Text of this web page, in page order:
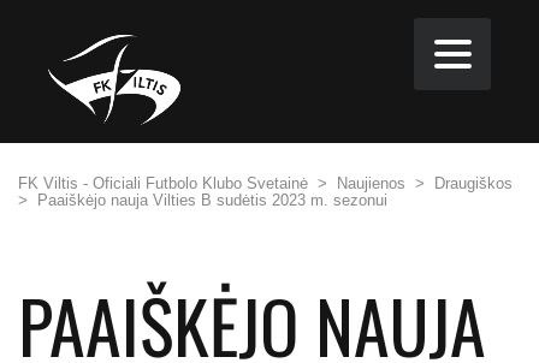
FK Viltis - Oficiali Futbolo Klubo Svetainė > Naujienos >
Draugiškos
>
Paaiškėjo nauja Vilties B sudėtis 2023 m. sezonui
PAAIŠKĖJO NAUJA